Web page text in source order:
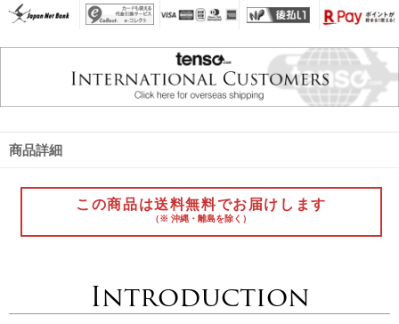
商品詳細
この商品は送料無料でお届けします
（※ 沖縄・離島を除く）
Introduction